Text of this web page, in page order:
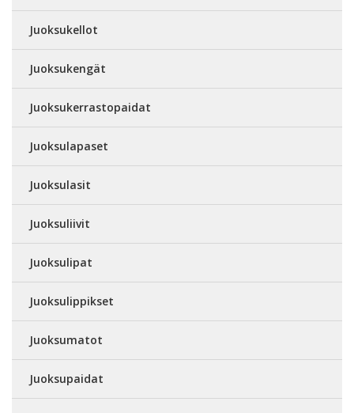
Juoksukellot
Juoksukengät
Juoksukerrastopaidat
Juoksulapaset
Juoksulasit
Juoksuliivit
Juoksulipat
Juoksulippikset
Juoksumatot
Juoksupaidat